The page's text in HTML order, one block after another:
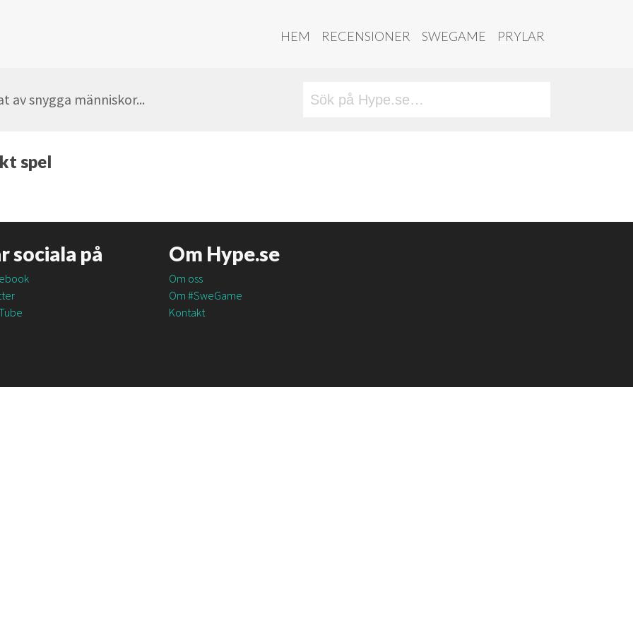
HEM RECENSIONER SWEGAME PRYLAR
av snygga människor...
spel
sociala på Om Hype.se
Om oss
Om #SweGame
Kontakt